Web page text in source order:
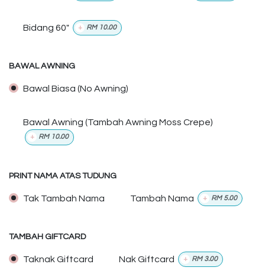
Bidang 60" + RM 10.00
BAWAL AWNING
Bawal Biasa (No Awning)
Bawal Awning (Tambah Awning Moss Crepe)
+ RM 10.00
PRINT NAMA ATAS TUDUNG
Tak Tambah Nama Tambah Nama + RM 5.00
TAMBAH GIFTCARD
Taknak Giftcard Nak Giftcard + RM 3.00